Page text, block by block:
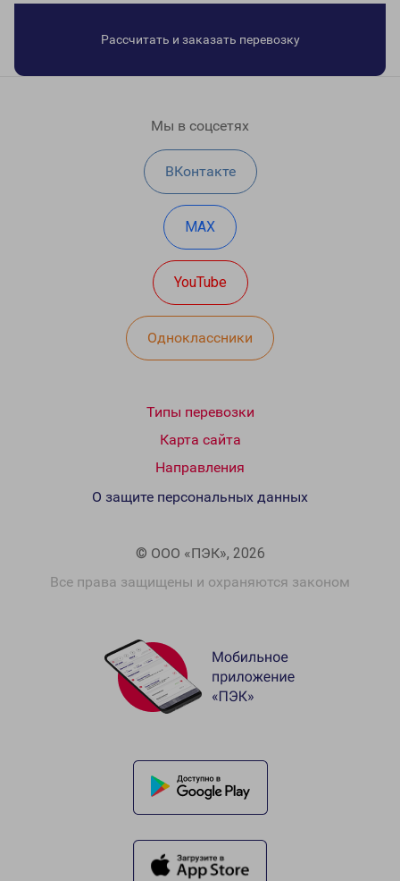
Рассчитать и заказать перевозку
Мы в соцсетях
ВКонтакте
MAX
YouTube
Одноклассники
Типы перевозки
Карта сайта
Направления
© ООО «ПЭК», 2026
Все права защищены и охраняются законом
О защите персональных данных